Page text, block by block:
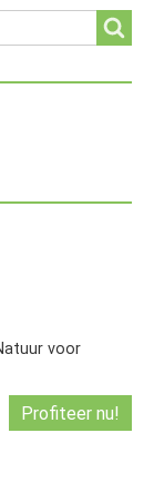
voor
Profiteer nu!